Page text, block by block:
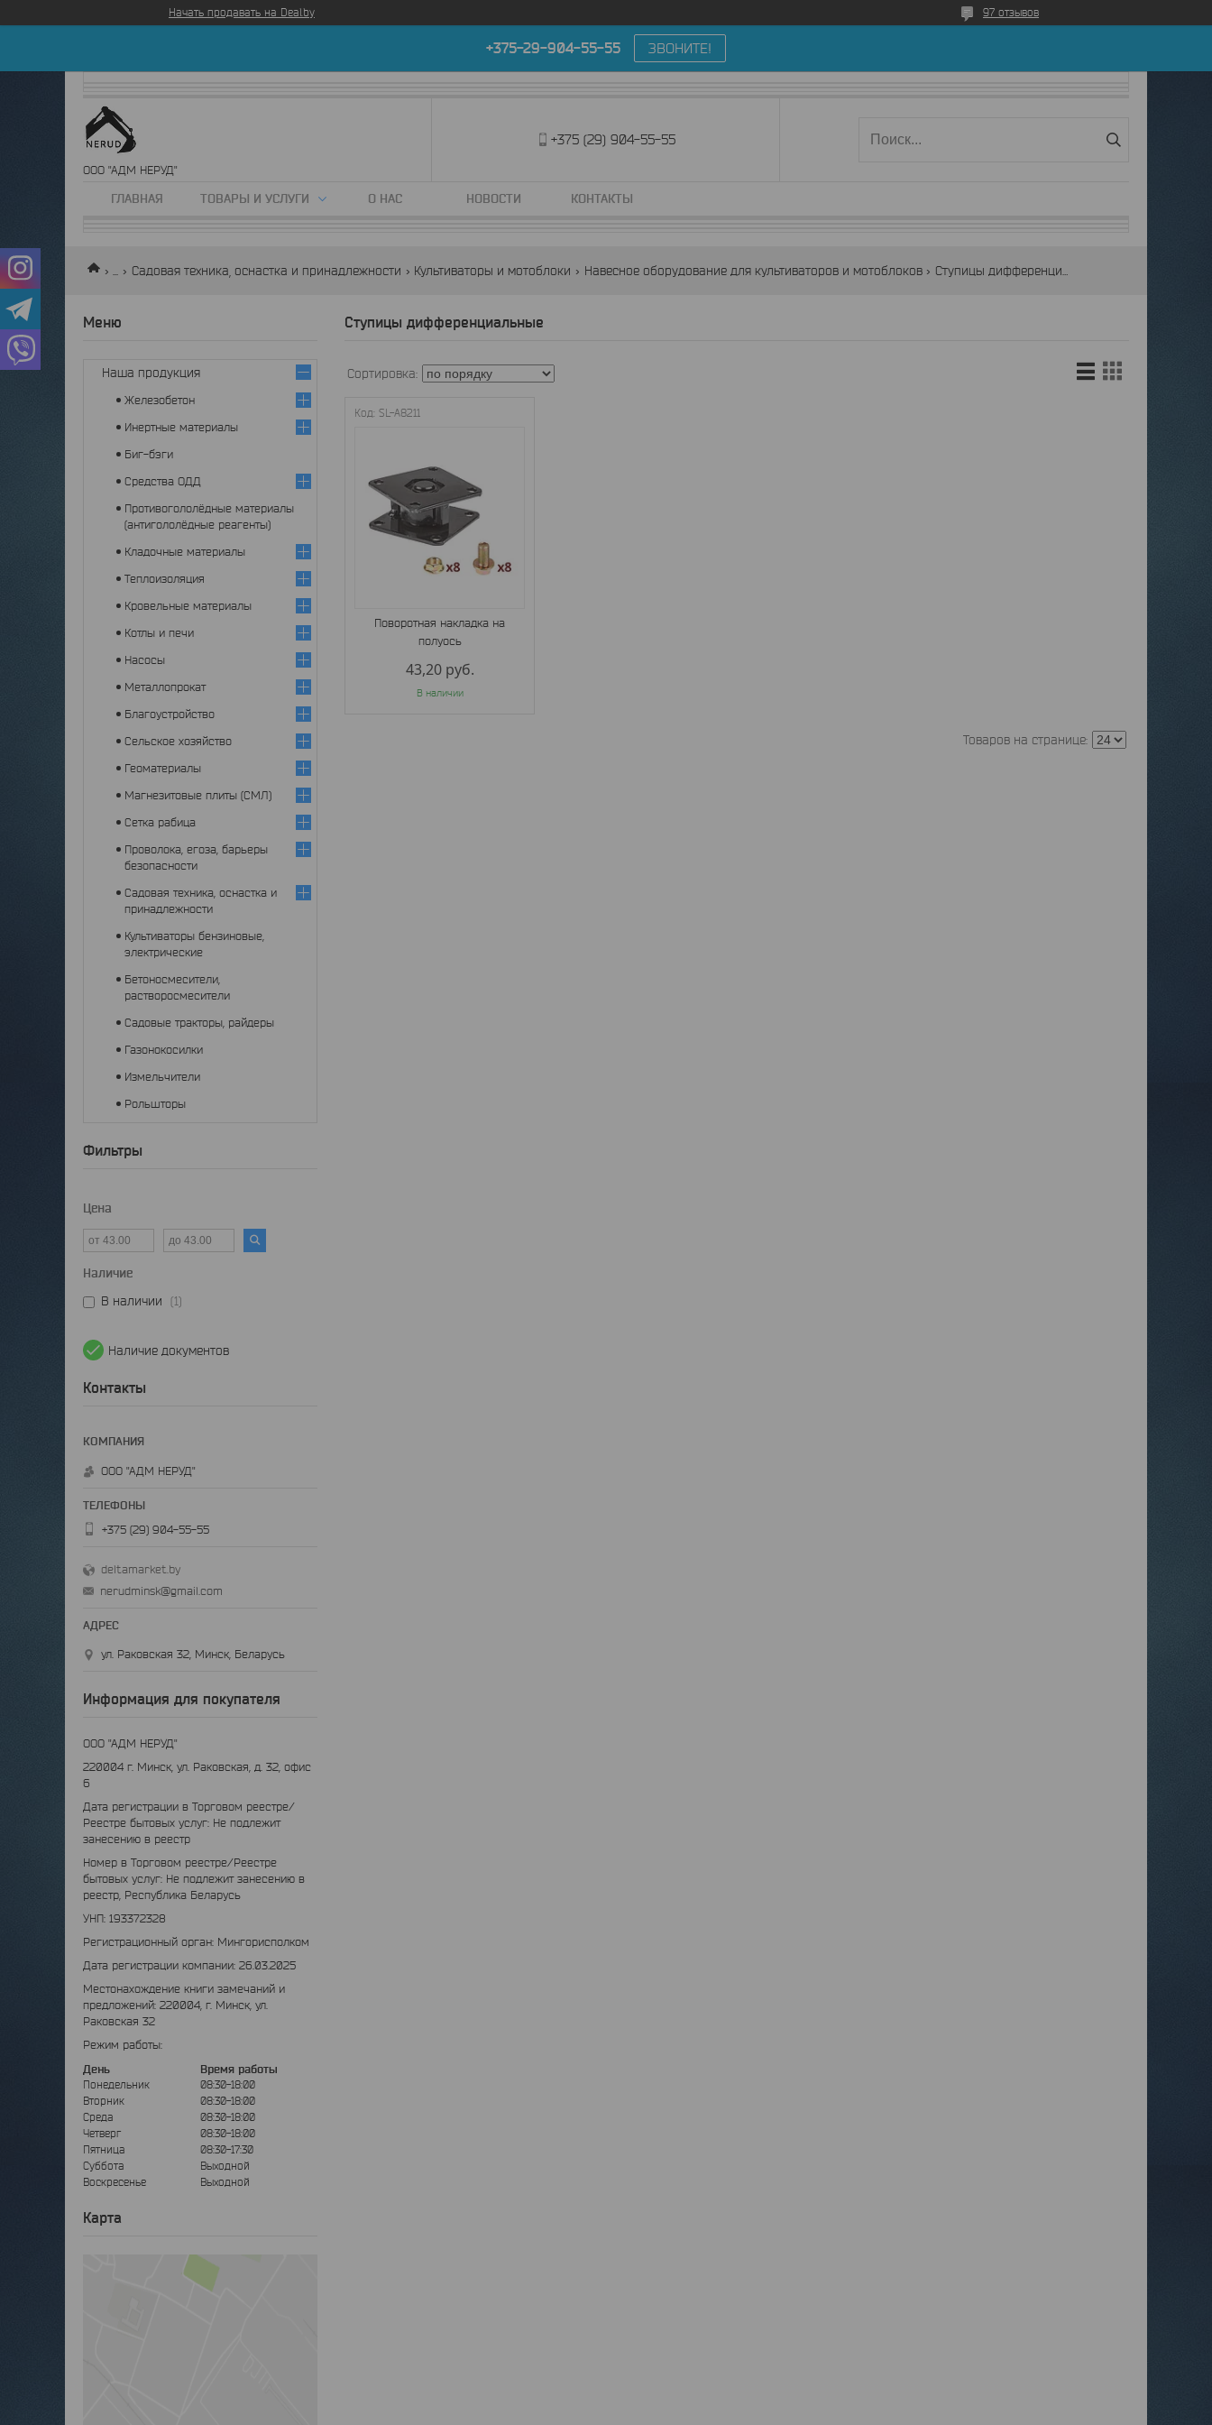
Начать продавать на Deal.by 97 отзывов
+375-29-904-55-55 ЗВОНИТЕ!
ООО "АДМ НЕРУД"
+375 (29) 904-55-55
ГЛАВНАЯ ТОВАРЫ И УСЛУГИ О НАС НОВОСТИ КОНТАКТЫ
Садовая техника, оснастка и принадлежности Культиваторы и мотоблоки Навесное оборудование для культиваторов и мотоблоков
Ступицы дифференциальные
SL-A8211
Поворотная накладка на
полуось
43,20 руб.
В наличии
Наша продукция
Железобетон
Инертные материалы
Биг-бэги
Средства ОДД
Противогололёдные материалы
(антигололёдные реагенты)
Кладочные материалы
Теплоизоляция
Кровельные материалы
Котлы и печи
Насосы
Металлопрокат
Благоустройство
Сельское хозяйство
Геоматериалы
Магнезитовые плиты (СМЛ)
Сетка рабица
Проволока, егоза, барьеры
безопасности
Садовая техника, оснастка и
принадлежности
Культиваторы бензиновые,
электрические
Бетоносмесители,
растворосмесители
Садовые тракторы, райдеры
Газонокосилки
Измельчители
Рольшторы
Фильтры
Цена
Наличие
В наличии
1
Наличие документов
Контакты
ООО "АДМ НЕРУД"
+375 (29) 904-55-55
deltamarket.by
nerudminsk@gmail.com
ул. Раковская 32, Минск, Беларусь
Информация для покупателя
ООО "АДМ НЕРУД"
220004 г. Минск, ул. Раковская, д. 32, офис
6
Дата регистрации в Торговом реестре/
Реестре бытовых услуг: Не подлежит
занесению в реестр
Номер в Торговом реестре/Реестре
бытовых услуг: Не подлежит занесению в
реестр, Республика Беларусь
УНП: 193372328
Регистрационный орган: Мингорисполком
Дата регистрации компании: 26.03.2025
Местонахождение книги замечаний и
предложений: 220004, г. Минск, ул.
Раковская 32
Режим работы:
День Время работы
Понедельник
08:30-18:00
Вторник
08:30-18:00
Среда
08:30-18:00
Четверг
08:30-18:00
Пятница
08:30-17:30
Суббота
Выходной
Воскресенье
Выходной
Карта